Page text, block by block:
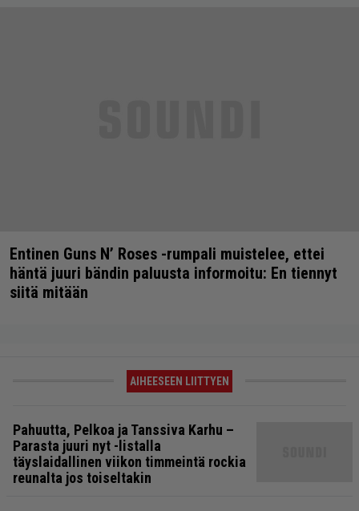
Entinen Guns N’ Roses -rumpali muistelee, ettei
häntä juuri bändin paluusta informoitu: En tiennyt
siitä mitään
AIHEESEEN LIITTYEN
Pahuutta, Pelkoa ja Tanssiva Karhu –
Parasta juuri nyt -listalla
täyslaidallinen viikon timmeintä rockia
reunalta jos toiseltakin